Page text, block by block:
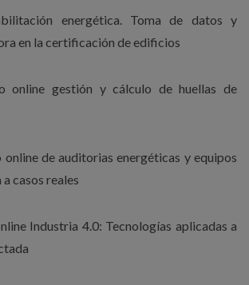
energética. Toma de datos y
en la certificación de edificios
online gestión y cálculo de huellas de
online de auditorias energéticas y equipos
casos reales
Industria 4.0: Tecnologías aplicadas a